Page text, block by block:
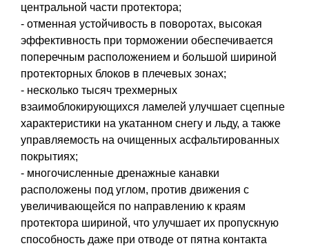
центральной части протектора;
- отменная устойчивость в поворотах, высокая
эффективность при торможении обеспечивается
поперечным расположением и большой шириной
протекторных блоков в плечевых зонах;
- несколько тысяч трехмерных
взаимоблокирующихся ламелей улучшает сцепные
характеристики на укатанном снегу и льду, а также
управляемость на очищенных асфальтированных
покрытиях;
- многочисленные дренажные канавки
расположены под углом, против движения с
увеличивающейся по направлению к краям
протектора шириной, что улучшает их пропускную
способность даже при отводе от пятна контакта